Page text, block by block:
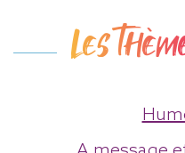
Les